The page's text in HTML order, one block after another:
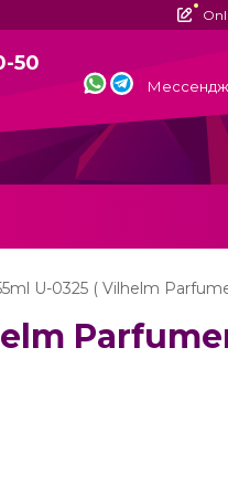
50
U-0325 ( Vilhelm